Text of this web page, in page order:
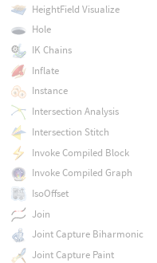
HeightField Visualize
Hole
IK Chains
Inflate
Instance
Intersection Analysis
Intersection Stitch
Invoke Compiled Block
Invoke Compiled Graph
IsoOffset
Join
Joint Capture Biharmonic
Joint Capture Paint